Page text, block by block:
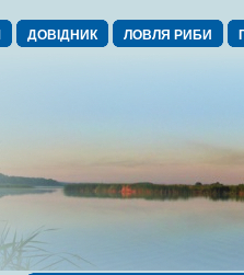
ДОВІДНИК ЛОВЛЯ РИБИ